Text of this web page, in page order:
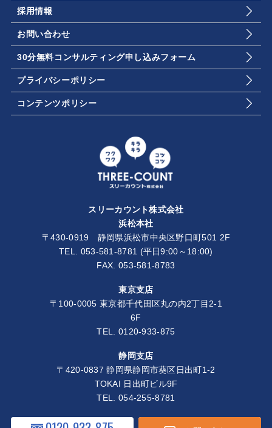
スリーカウント株式会社
浜松本社
〒430-0919 静岡県浜松市中央区野口町501 2F
TEL. 053-581-8781 (平日9:00～18:00)
FAX. 053-581-8783
東京支店
〒100-0005 東京都千代田区丸の内2丁目2-1
6F
TEL. 0120-933-875
静岡支店
〒420-0837 静岡県静岡市葵区日出町1-2
TOKAI 日出町ビル9F
TEL. 054-255-8781
採用情報
お問い合わせ
30分無料コンサルティング申し込みフォーム
プライバシーポリシー
コンテンツポリシー